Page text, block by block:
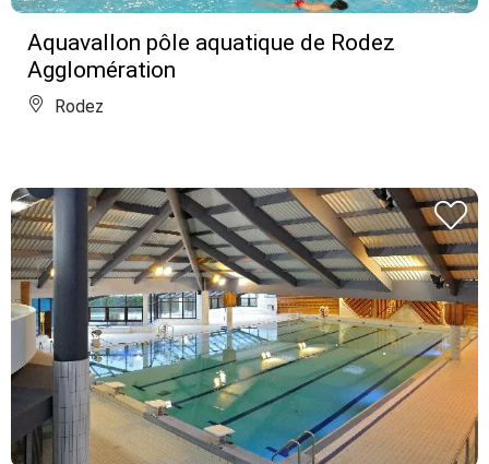
Aquavallon pôle aquatique de Rodez
Agglomération
Rodez